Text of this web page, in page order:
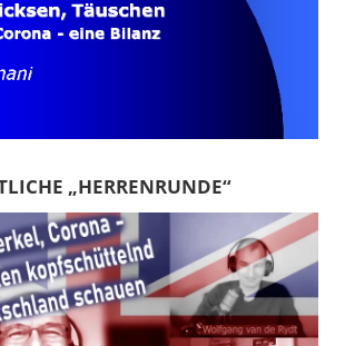
„HERRENRUNDE“